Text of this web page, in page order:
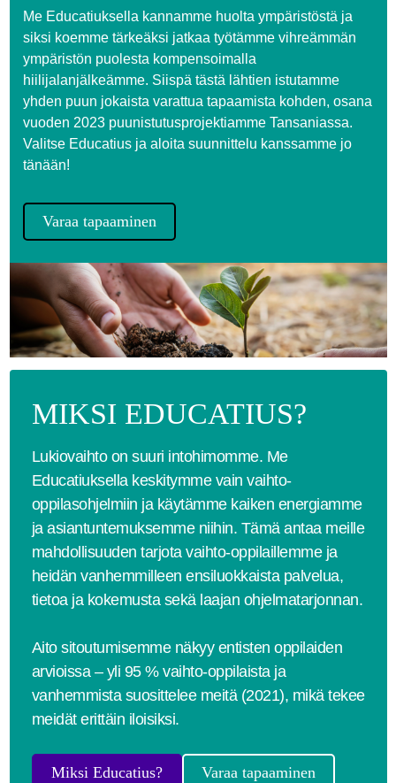
Me Educatiuksella kannamme huolta ympäristöstä ja
siksi koemme tärkeäksi jatkaa työtämme vihreämmän
ympäristön puolesta kompensoimalla
hiilijalanjälkeämme. Siispä tästä lähtien istutamme
yhden puun jokaista varattua tapaamista kohden, osana
vuoden 2023 puunistutusprojektiamme Tansaniassa.
Valitse Educatius ja aloita suunnittelu kanssamme jo
tänään!
Varaa tapaaminen
MIKSI EDUCATIUS?
Lukiovaihto on suuri intohimomme. Me
Educatiuksella keskitymme vain vaihto-
oppilasohjelmiin ja käytämme kaiken energiamme
ja asiantuntemuksemme niihin. Tämä antaa meille
mahdollisuuden tarjota vaihto-oppilaillemme ja
heidän vanhemmilleen ensiluokkaista palvelua,
tietoa ja kokemusta sekä laajan ohjelmatarjonnan.
Aito sitoutumisemme näkyy entisten oppilaiden
arvioissa – yli 95 % vaihto-oppilaista ja
vanhemmista suosittelee meitä (2021), mikä tekee
meidät erittäin iloisiksi.
Miksi Educatius? Varaa tapaaminen